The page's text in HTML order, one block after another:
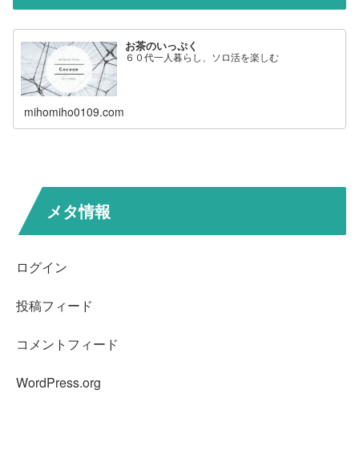
お茶のいっぷく
６０代一人暮らし、ソロ活を楽しむ
mihomiho0109.com
メタ情報
ログイン
投稿フィード
コメントフィード
WordPress.org